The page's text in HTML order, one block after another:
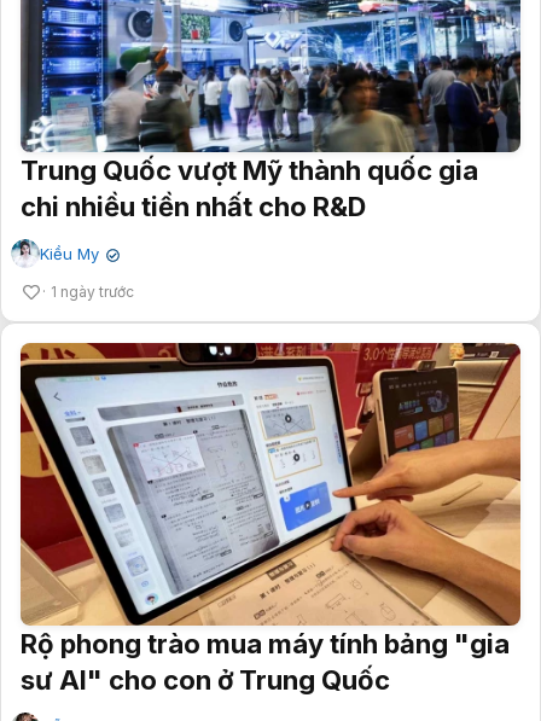
Trung Quốc vượt Mỹ thành quốc gia
chi nhiều tiền nhất cho R&D
Kiều My ✔
1 ngày trước
Rộ phong trào mua máy tính bảng "gia
sư AI" cho con ở Trung Quốc